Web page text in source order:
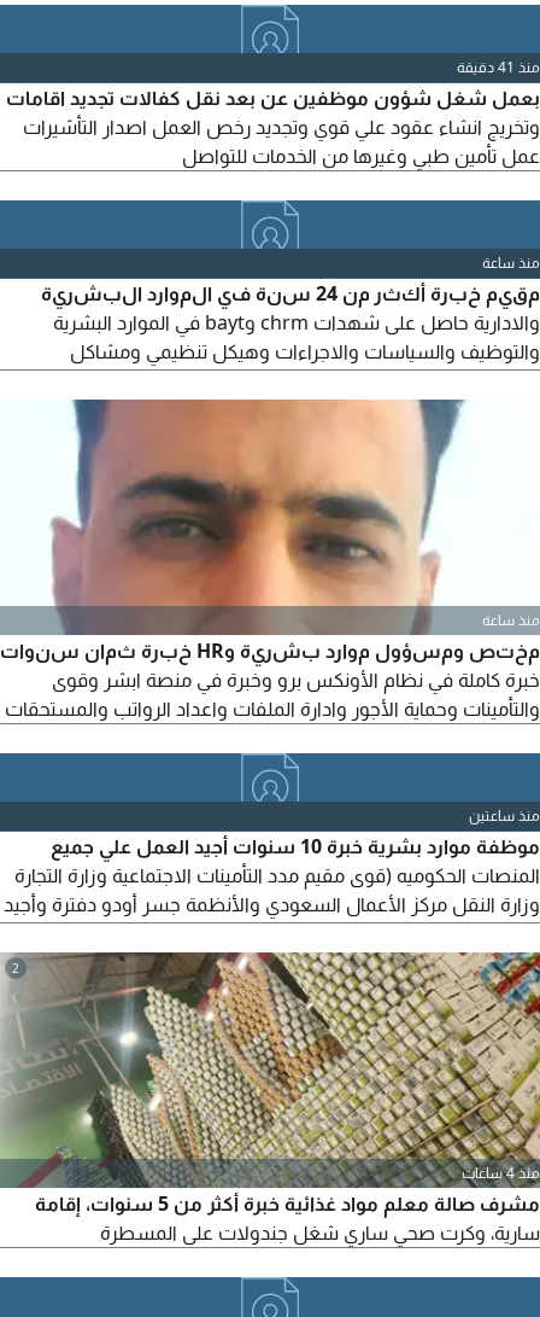
وتفويضها مساند مقيم تم فتح حسابات بنكية أفراد إيجار. بورصة
تحديث صكوك ومؤسسة. تأمين سيارات متابعه معدات ثقيله
وقلابات. إدارة واشراف وغيره إقامة سارية
منذ 41 دقيقة
بعمل شغل شؤون موظفين عن بعد نقل كفالات تجديد اقامات
وتخريج انشاء عقود علي قوي وتجديد رخص العمل اصدار التأشيرات
عمل تأمين طبي وغيرها من الخدمات للتواصل
منذ ساعة
مقيم خبرة أكثر من 24 سنة في الموارد البشرية
والادارية حاصل على شهدات chrm وbayt في الموارد البشرية
والتوظيف والسياسات والاجراءات وهيكل تنظيمي ومشاكل
وأسواق العثيم ومجموعة الرها. متواجد في المنطقة الشرقية وجاهز
للعمل مباشرة ابحث عن فرصة جديدة للمشاركة خبراتي لتحدي جديد
منذ ساعة
مختص ومسؤول موارد بشرية وHR خبرة ثمان سنوات
خبرة كاملة في نظام الأونكس برو وخبرة في منصة ابشر وقوى
والتأمينات وحماية الأجور وادارة الملفات واعداد الرواتب والمستحقات
منذ ساعتين
موظفة موارد بشرية خبرة 10 سنوات أجيد العمل علي جميع
المنصات الحكوميه (قوى مقيم مدد التأمينات الاجتماعية وزارة التجارة
وزارة النقل مركز الأعمال السعودي والأنظمة جسر أودو دفترة وأجيد
2
منذ 4 ساعات
مشرف صالة معلم مواد غذائية خبرة أكثر من 5 سنوات، إقامة
سارية، وكرت صحي ساري شغل جندولات على المسطرة